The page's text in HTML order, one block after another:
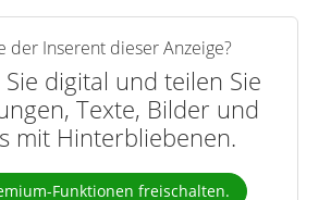
der Inserent dieser Anzeige?
digital und teilen Sie
Texte, Bilder und
mit Hinterbliebenen.
Funktionen freischalten.